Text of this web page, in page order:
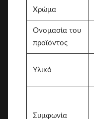
Χρώμα
Ονομασία του
προϊόντος
Υλικό
Συμφωνία